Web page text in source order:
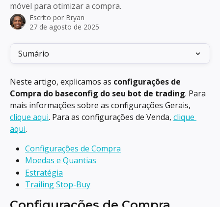
móvel para otimizar a compra.
Escrito por Bryan
27 de agosto de 2025
Sumário
Neste artigo, explicamos as configurações de
Compra do baseconfig do seu bot de trading. Para
mais informações sobre as configurações Gerais,
clique aqui. Para as configurações de Venda, clique
aqui.
Configurações de Compra
Moedas e Quantias
Estratégia
Trailing Stop-Buy